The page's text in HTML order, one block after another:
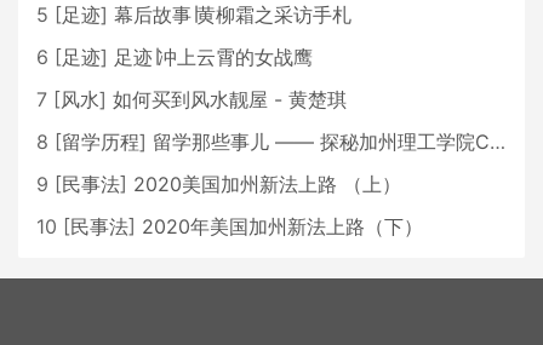
5 [足迹] 幕后故事∣黄柳霜之采访手札
6 [足迹] 足迹∣冲上云霄的女战鹰
7 [风水] 如何买到风水靓屋 - 黄楚琪
8 [留学历程] 留学那些事儿 —— 探秘加州理工学院Caltech博士生活 [上集]
9 [民事法] 2020美国加州新法上路 （上）
10 [民事法] 2020年美国加州新法上路（下）